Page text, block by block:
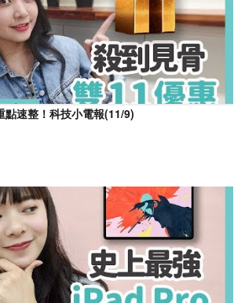
點速整！科技小電報(11/9)